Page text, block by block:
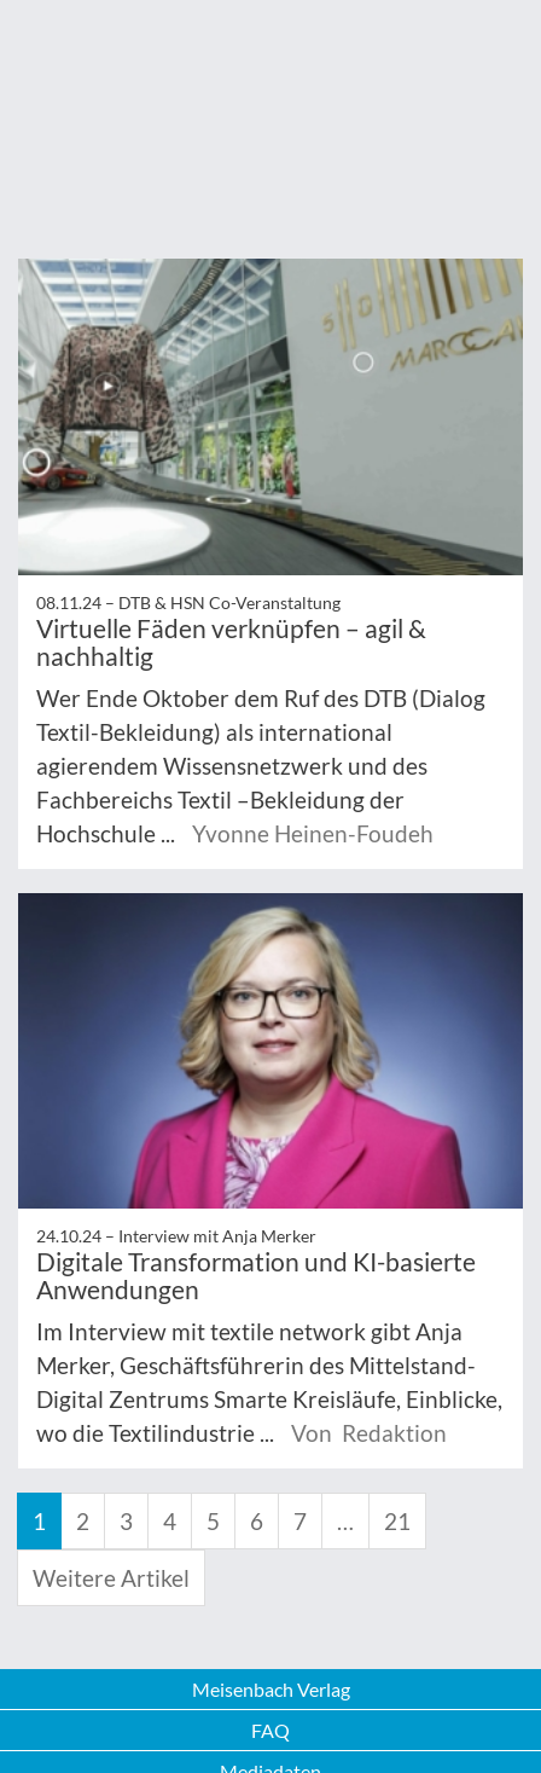
08.11.24 – DTB & HSN Co-Veranstaltung
Virtuelle Fäden verknüpfen – agil &
nachhaltig
Wer Ende Oktober dem Ruf des DTB (Dialog
Textil-Bekleidung) als international
agierendem Wissensnetzwerk und des
Fachbereichs Textil –Bekleidung der
Hochschule ...
Yvonne Heinen-Foudeh
24.10.24 – Interview mit Anja Merker
Digitale Transformation und KI-basierte
Anwendungen
Im Interview mit textile network gibt Anja
Merker, Geschäftsführerin des Mittelstand-
Digital Zentrums Smarte Kreisläufe, Einblicke,
wo die Textilindustrie ...
Von Redaktion
1 2 3 4 5 6 7 … 21
Weitere Artikel
Meisenbach Verlag
FAQ